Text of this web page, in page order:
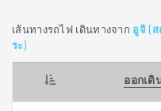
เส้นทางรถไฟ เดินทางจาก อูจิ (ส
ระ)
ออกเดิ